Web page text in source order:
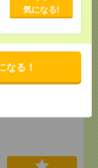
気になる!
なる！
残業ほぼな